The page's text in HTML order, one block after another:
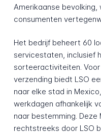
Amerikaanse
consumenten
Het bedrijf beheert 60
servicestaten, inclusief
sorteeractiviteiten.
verzending biedt LSO
naar elke stad in
werkdagen afhankelijk
naar bestemming.
rechtstreeks door LSO